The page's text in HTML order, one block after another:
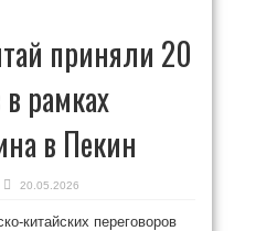
приняли 20
рамках
в Пекин
20.05.2026
переговоров